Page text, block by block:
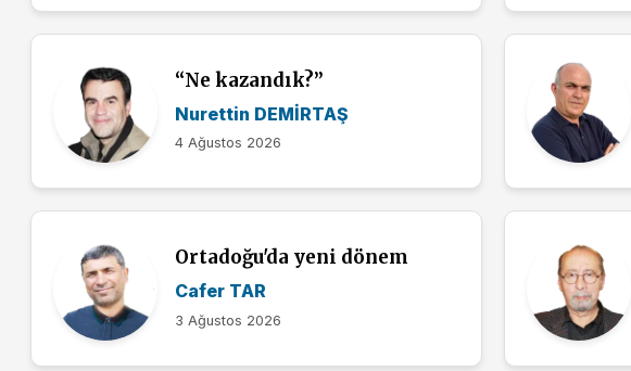
“Ne kazandık?”
Nurettin DEMİRTAŞ
4 Ağustos 2026
Ortadoğu'da yeni dönem
Cafer TAR
3 Ağustos 2026